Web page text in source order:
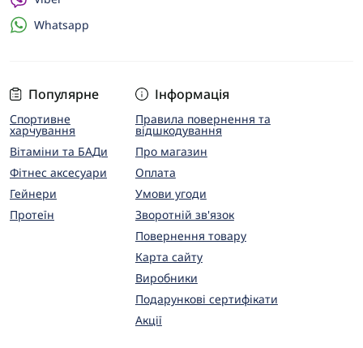
Популярне
Спортивне
харчування
Вітаміни та БАДи
Фітнес аксесуари
Гейнери
Протеїн
Інформація
Правила повернення та
відшкодування
Про магазин
Оплата
Умови угоди
Зворотній зв'язок
Повернення товару
Карта сайту
Виробники
Подарункові сертифікати
Акції
Whatsapp